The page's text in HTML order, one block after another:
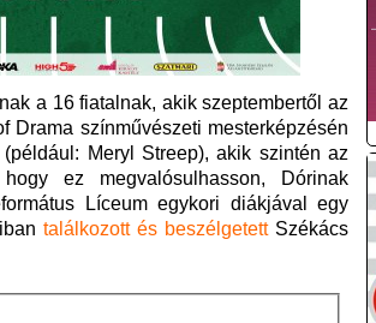
a 16 fiatalnak, akik szeptembertől az
Drama színművészeti mesterképzésén
Meryl Streep), akik szintén az
ez megvalósulhasson, Dórinak
Líceum egykori diákjával egy
találkozott és beszélgetettSzékács